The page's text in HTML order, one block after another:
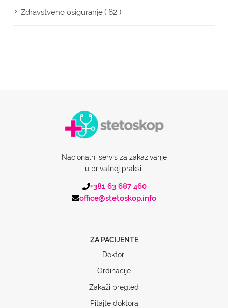
Zdravstveno osiguranje( 82 )
Nacionalni servis za zakazivanje
u privatnoj praksi.
+381 63 687 460
office@stetoskop.info
ZA PACIJENTE
Doktori
Ordinacije
Zakaži pregled
Pitajte doktora